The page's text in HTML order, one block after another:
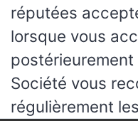
réputées
lorsque vous
postérieurement
Société vous
régulièrement